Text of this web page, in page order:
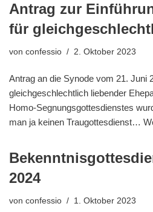
Antrag zur
für
von confessio 2. Oktober 2023
Antrag an die Synode vom 21. Juni
gleichgeschlechtlich liebender
Homo-Segnungsgottesdienstes
man ja keinen Traugottesdienst…
2024
von confessio 1. Oktober 2023